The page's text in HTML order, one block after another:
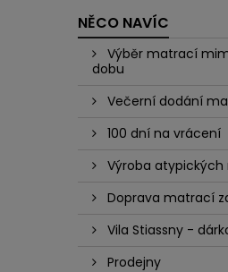
NĚCO NAVÍC
Výběr matrací
dobu
Večerní dodání
100 dní na vrácení
Výroba
Doprava matrací
Vila Stiassny -
Prodejny